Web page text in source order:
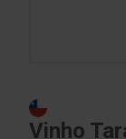
Vinho